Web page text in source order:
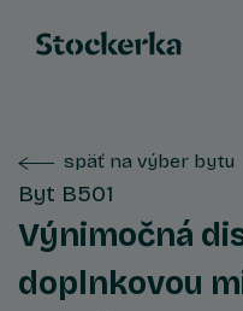
späť na výber bytu
Byt B501
Výnimočná
doplnkovou